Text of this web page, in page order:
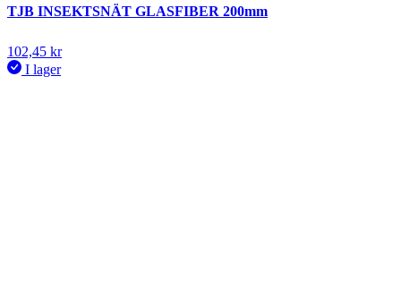
TJB INSEKTSNÄT GLASFIBER 200mm
102,45 kr
I lager